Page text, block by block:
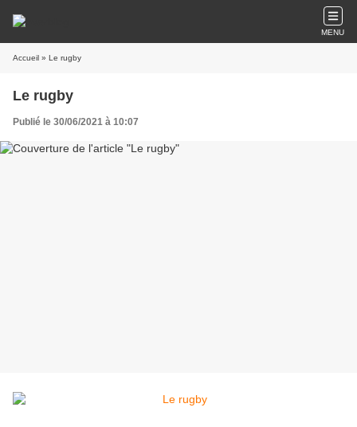
MENU
Accueil » Le rugby
Le rugby
Publié le 30/06/2021 à 10:07